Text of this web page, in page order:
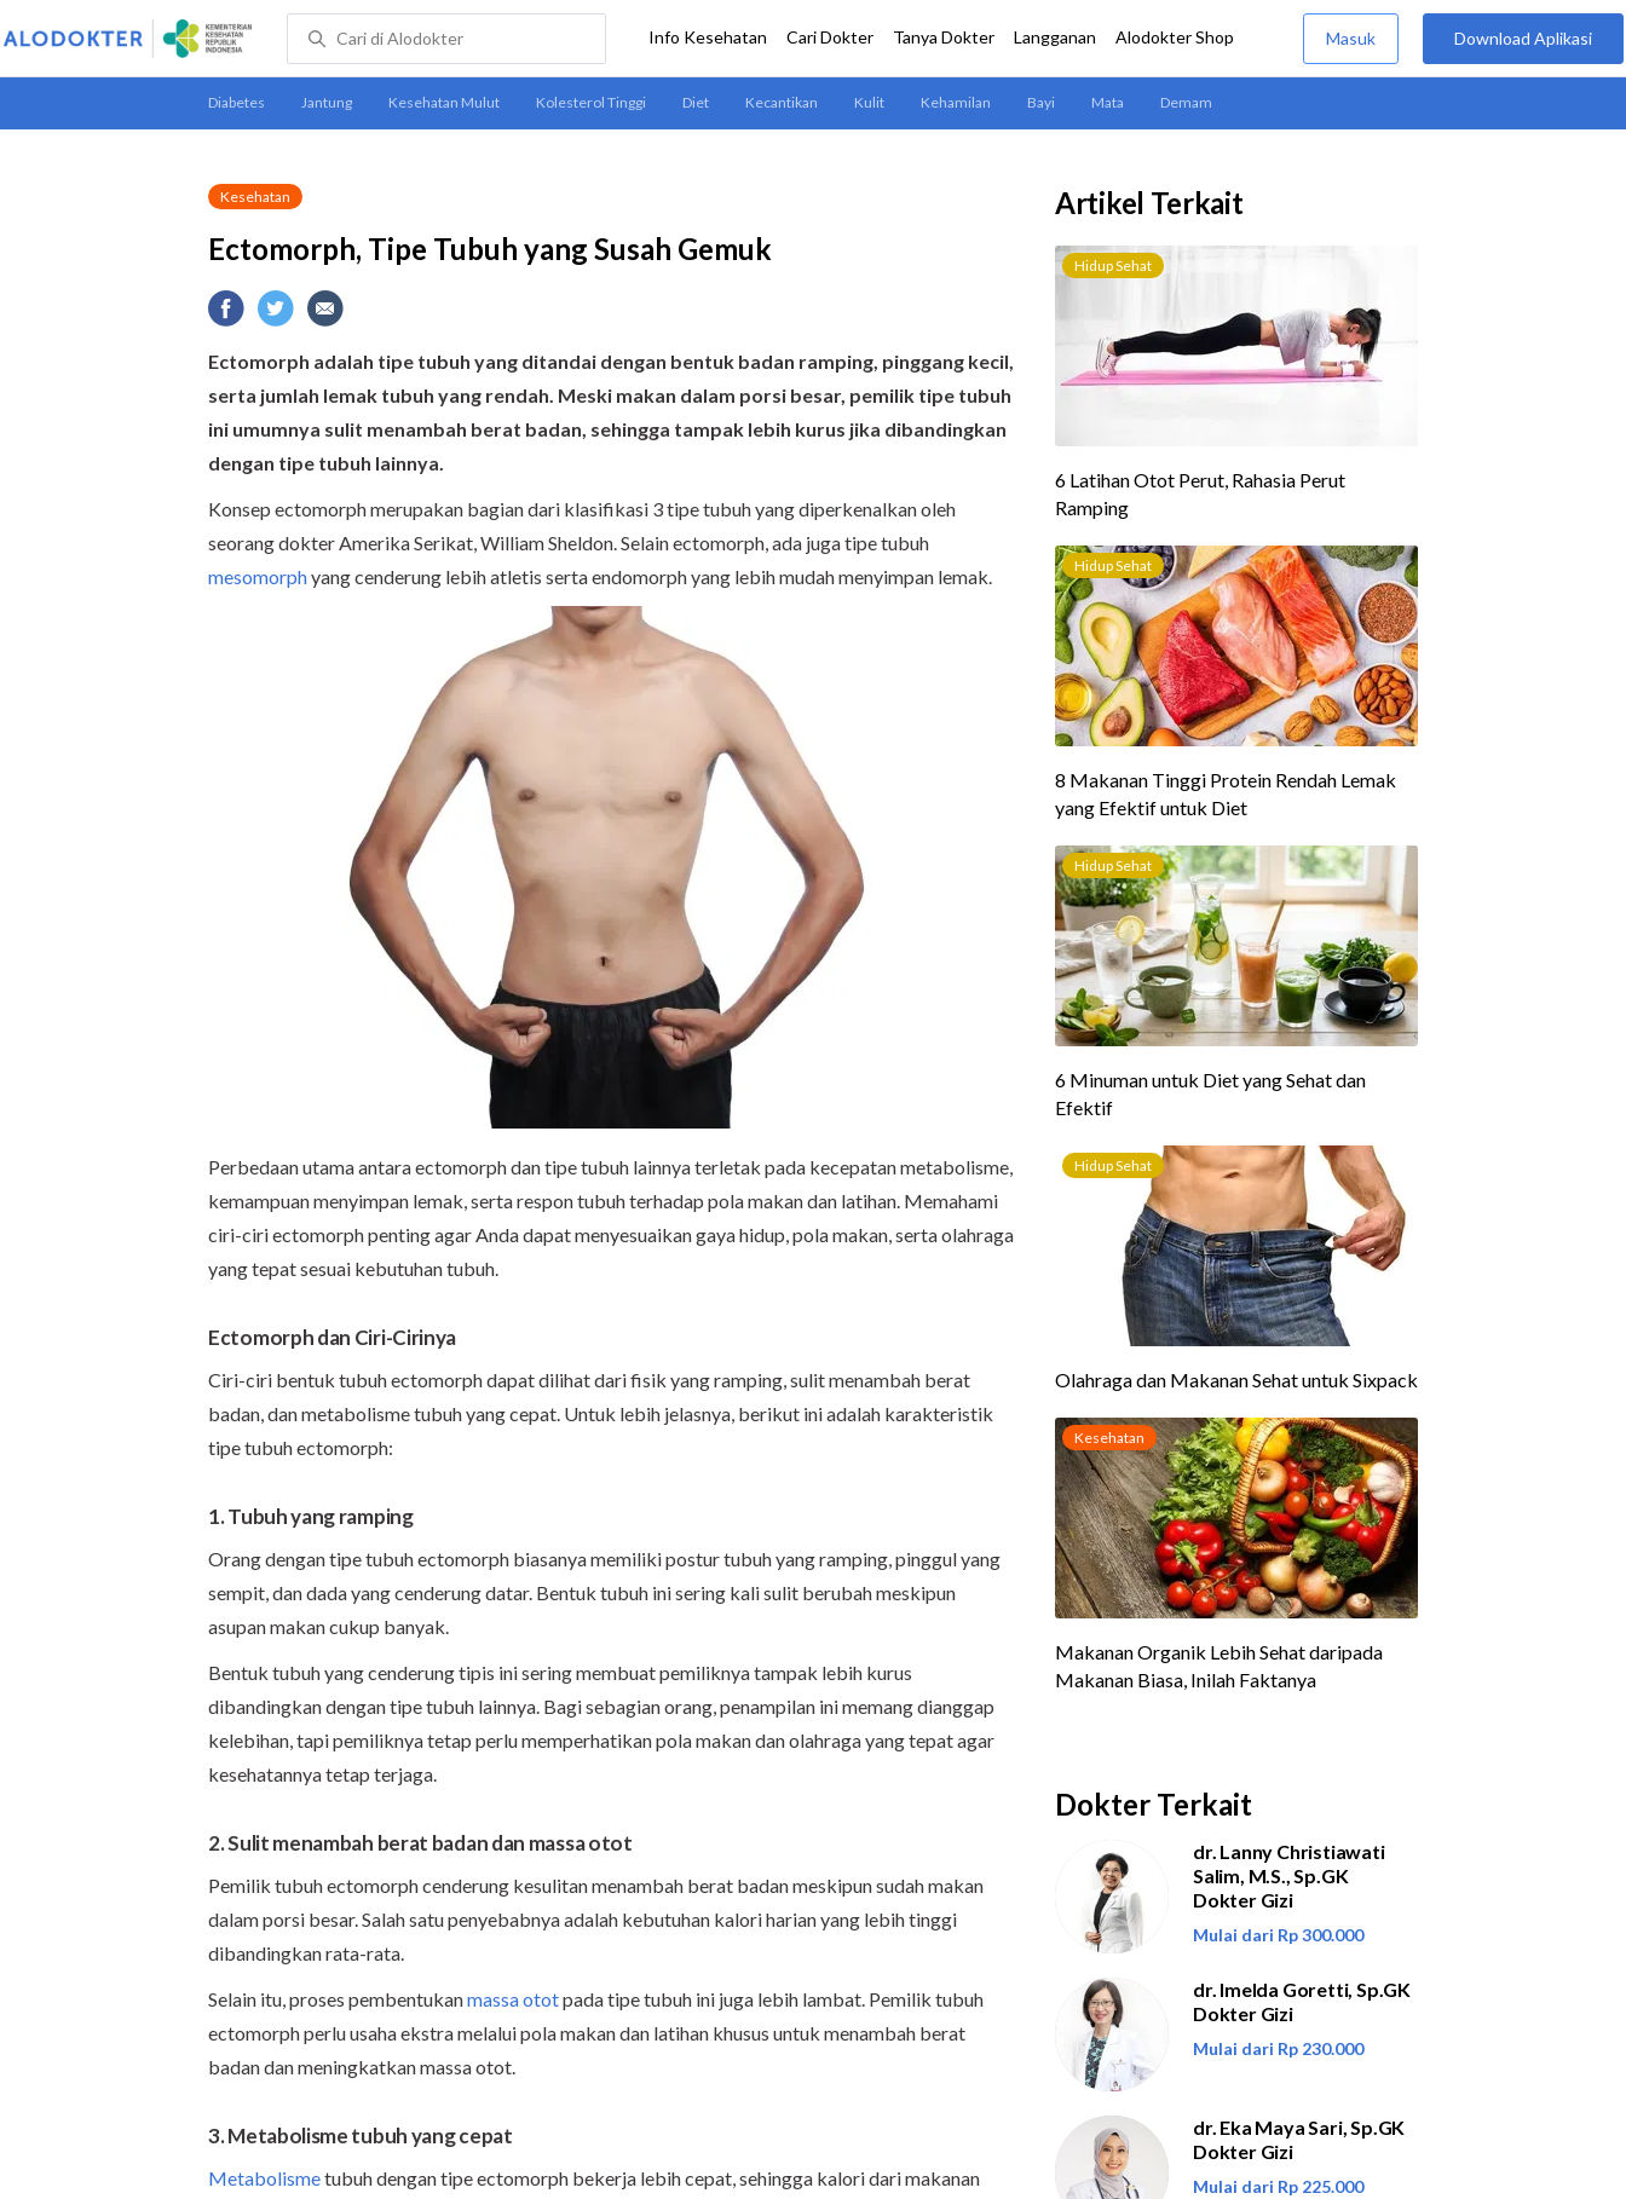
Kesehatan
Ectomorph, Tipe Tubuh yang Susah Gemuk
Ectomorph adalah tipe tubuh yang ditandai dengan bentuk badan ramping, pinggang kecil,
serta jumlah lemak tubuh yang rendah. Meski makan dalam porsi besar, pemilik tipe tubuh
ini umumnya sulit menambah berat badan, sehingga tampak lebih kurus jika dibandingkan
dengan tipe tubuh lainnya.
Konsep ectomorph merupakan bagian dari klasifikasi 3 tipe tubuh yang diperkenalkan oleh
seorang dokter Amerika Serikat, William Sheldon. Selain ectomorph, ada juga tipe tubuh
mesomorphyang cenderung lebih atletis serta endomorph yang lebih mudah menyimpan lemak.
Perbedaan utama antara ectomorph dan tipe tubuh lainnya terletak pada kecepatan metabolisme,
kemampuan menyimpan lemak, serta respon tubuh terhadap pola makan dan latihan. Memahami
ciri-ciri ectomorph penting agar Anda dapat menyesuaikan gaya hidup, pola makan, serta olahraga
yang tepat sesuai kebutuhan tubuh.
Ectomorph dan Ciri-Cirinya
Ciri-ciri bentuk tubuh ectomorph dapat dilihat dari fisik yang ramping, sulit menambah berat
badan, dan metabolisme tubuh yang cepat. Untuk lebih jelasnya, berikut ini adalah karakteristik
tipe tubuh ectomorph:
1. Tubuh yang ramping
Orang dengan tipe tubuh ectomorph biasanya memiliki postur tubuh yang ramping, pinggul yang
sempit, dan dada yang cenderung datar. Bentuk tubuh ini sering kali sulit berubah meskipun
asupan makan cukup banyak.
Bentuk tubuh yang cenderung tipis ini sering membuat pemiliknya tampak lebih kurus
dibandingkan dengan tipe tubuh lainnya. Bagi sebagian orang, penampilan ini memang dianggap
kelebihan, tapi pemiliknya tetap perlu memperhatikan pola makan dan olahraga yang tepat agar
kesehatannya tetap terjaga.
2. Sulit menambah berat badan dan massa otot
Pemilik tubuh ectomorph cenderung kesulitan menambah berat badan meskipun sudah makan
dalam porsi besar. Salah satu penyebabnya adalah kebutuhan kalori harian yang lebih tinggi
dibandingkan rata-rata.
Selain itu, proses pembentukanmassa ototpada tipe tubuh ini juga lebih lambat. Pemilik tubuh
ectomorph perlu usaha ekstra melalui pola makan dan latihan khusus untuk menambah berat
badan dan meningkatkan massa otot.
3. Metabolisme tubuh yang cepat
Metabolismetubuh dengan tipe ectomorph bekerja lebih cepat, sehingga kalori dari makanan
Artikel Terkait
Dokter Terkait